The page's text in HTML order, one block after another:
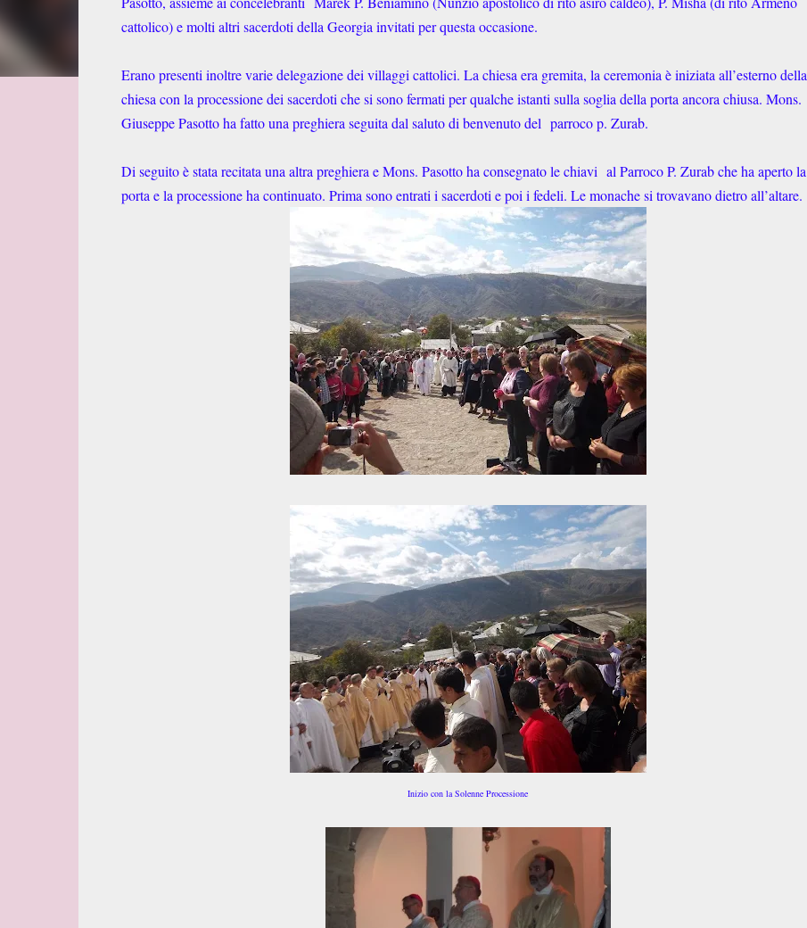
cattolico) e molti altri sacerdoti della Georgia invitati per questa occasione.
Erano presenti inoltre varie delegazione dei villaggi cattolici. La chiesa era gremita, la ceremonia è iniziata all’esterno della
chiesa con la processione dei sacerdoti che si sono fermati per qualche istanti sulla soglia della porta ancora chiusa. Mons.
Giuseppe Pasotto ha fatto una preghiera seguita dal saluto di benvenuto del parroco p. Zurab.
Di seguito è stata recitata una altra preghiera e Mons. Pasotto ha consegnato le chiavi al Parroco P. Zurab che ha aperto la
porta e la processione ha continuato. Prima sono entrati i sacerdoti e poi i fedeli. Le monache si trovavano dietro all’altare.
Inizio con la Solenne Processione